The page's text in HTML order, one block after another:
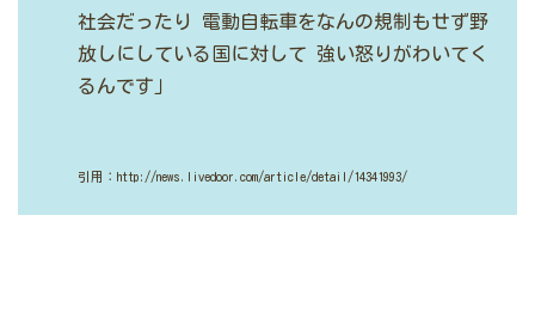
社会だったり
電動自転車をなんの規制もせず野
放しにしている国に対して 強い怒りがわいてく
るんです」
引用：http://news.livedoor.com/article/detail/14341993/